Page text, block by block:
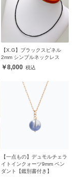
【X.G】ブラックスピネル
2mm シンプルネックレス
8,000
【一点もの】デュモルチェラ
イトインクォーツ9mm ペン
ダント【鑑別書付き】